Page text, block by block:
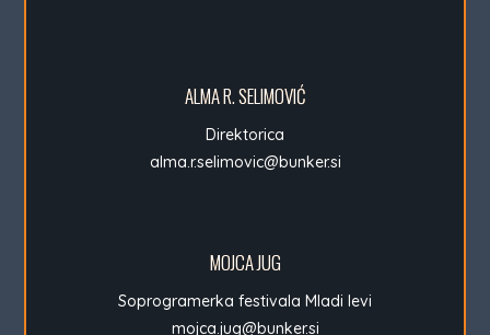
ALMA R. SELIMOVIĆ
Direktorica
alma.r.selimovic@bunker.si
MOJCA JUG
Soprogramerka festivala Mladi levi
mojca.jug@bunker.si